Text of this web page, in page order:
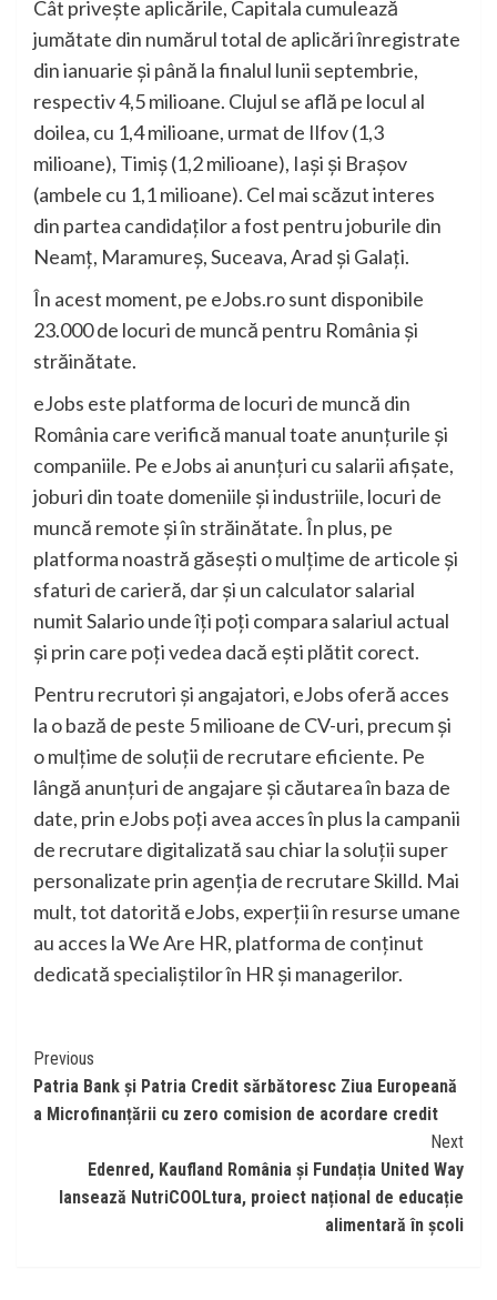
Cât privește aplicările, Capitala cumulează
jumătate din numărul total de aplicări înregistrate
din ianuarie și până la finalul lunii septembrie,
respectiv 4,5 milioane. Clujul se află pe locul al
doilea, cu 1,4 milioane, urmat de Ilfov (1,3
milioane), Timiș (1,2 milioane), Iași și Brașov
(ambele cu 1,1 milioane). Cel mai scăzut interes
din partea candidaților a fost pentru joburile din
Neamț, Maramureș, Suceava, Arad și Galați.
În acest moment, pe eJobs.ro sunt disponibile
23.000 de locuri de muncă pentru România și
străinătate.
eJobs este platforma de locuri de muncă din
România care verifică manual toate anunțurile și
companiile. Pe eJobs ai anunțuri cu salarii afișate,
joburi din toate domeniile și industriile, locuri de
muncă remote și în străinătate. În plus, pe
platforma noastră găsești o mulțime de articole și
sfaturi de carieră, dar și un calculator salarial
numit Salario unde îți poți compara salariul actual
și prin care poți vedea dacă ești plătit corect.
Pentru recrutori și angajatori, eJobs oferă acces
la o bază de peste 5 milioane de CV-uri, precum și
o mulțime de soluții de recrutare eficiente. Pe
lângă anunțuri de angajare și căutarea în baza de
date, prin eJobs poți avea acces în plus la campanii
de recrutare digitalizată sau chiar la soluții super
personalizate prin agenția de recrutare Skilld. Mai
mult, tot datorită eJobs, experții în resurse umane
au acces la We Are HR, platforma de conținut
dedicată specialiștilor în HR și managerilor.
Continue
Reading
Previous
Patria Bank și Patria Credit sărbătoresc Ziua Europeană
a Microfinanțării cu zero comision de acordare credit
Next
Edenred, Kaufland România și Fundația United Way
lansează NutriCOOLtura, proiect național de educație
alimentară în școli